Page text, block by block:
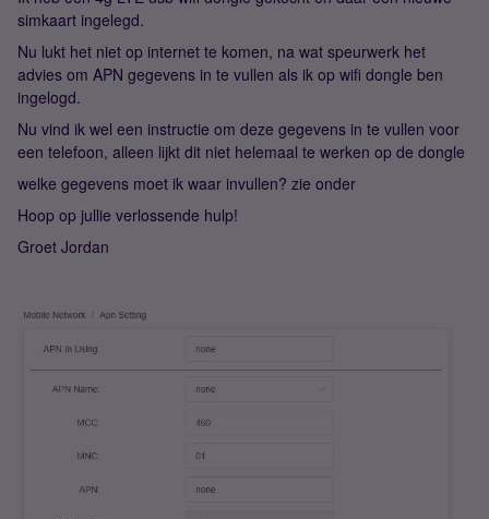
simkaart ingelegd.
Nu lukt het niet op internet te komen, na wat speurwerk het
advies om APN gegevens in te vullen als ik op wifi dongle ben
ingelogd.
Nu vind ik wel een instructie om deze gegevens in te vullen voor
een telefoon, alleen lijkt dit niet helemaal te werken op de dongle
welke gegevens moet ik waar invullen? zie onder
Hoop op jullie verlossende hulp!
Groet Jordan